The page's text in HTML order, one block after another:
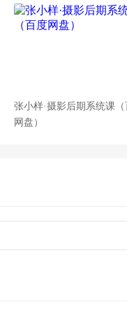
张小样·摄影后期系统课
网盘）